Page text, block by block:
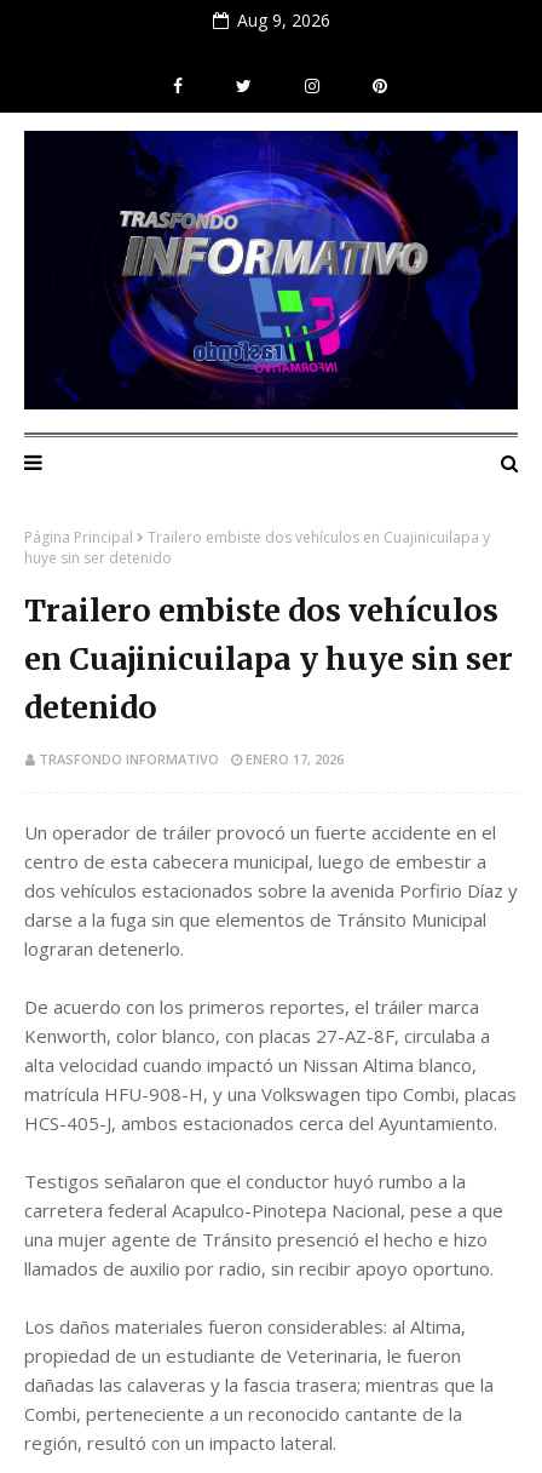
Aug 9, 2026
Página Principal
Trailero embiste dos vehículos en Cuajinicuilapa y
huye sin ser detenido
Trailero embiste dos vehículos
en Cuajinicuilapa y huye sin ser
detenido
TRASFONDO INFORMATIVO ENERO 17, 2026
Un operador de tráiler provocó un fuerte accidente en el
centro de esta cabecera municipal, luego de embestir a
dos vehículos estacionados sobre la avenida Porfirio Díaz y
darse a la fuga sin que elementos de Tránsito Municipal
lograran detenerlo.
De acuerdo con los primeros reportes, el tráiler marca
Kenworth, color blanco, con placas 27-AZ-8F, circulaba a
alta velocidad cuando impactó un Nissan Altima blanco,
matrícula HFU-908-H, y una Volkswagen tipo Combi, placas
HCS-405-J, ambos estacionados cerca del Ayuntamiento.
Testigos señalaron que el conductor huyó rumbo a la
carretera federal Acapulco-Pinotepa Nacional, pese a que
una mujer agente de Tránsito presenció el hecho e hizo
llamados de auxilio por radio, sin recibir apoyo oportuno.
Los daños materiales fueron considerables: al Altima,
propiedad de un estudiante de Veterinaria, le fueron
dañadas las calaveras y la fascia trasera; mientras que la
Combi, perteneciente a un reconocido cantante de la
región, resultó con un impacto lateral.